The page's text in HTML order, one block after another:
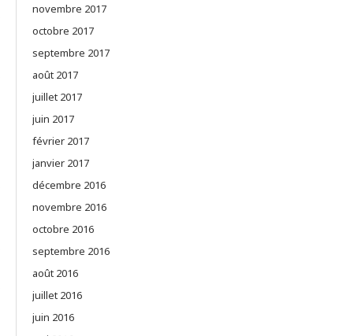
novembre 2017
octobre 2017
septembre 2017
août 2017
juillet 2017
juin 2017
février 2017
janvier 2017
décembre 2016
novembre 2016
octobre 2016
septembre 2016
août 2016
juillet 2016
juin 2016